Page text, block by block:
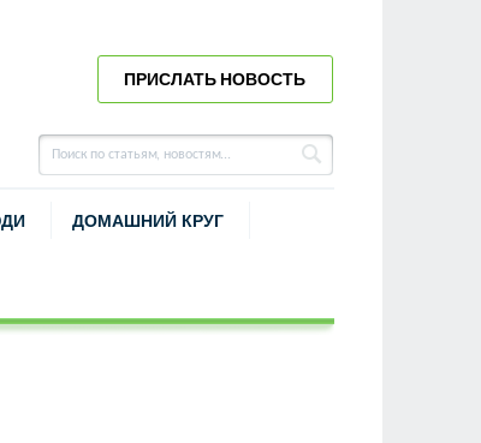
ПРИСЛАТЬ НОВОСТЬ
ДОМАШНИЙ КРУГ